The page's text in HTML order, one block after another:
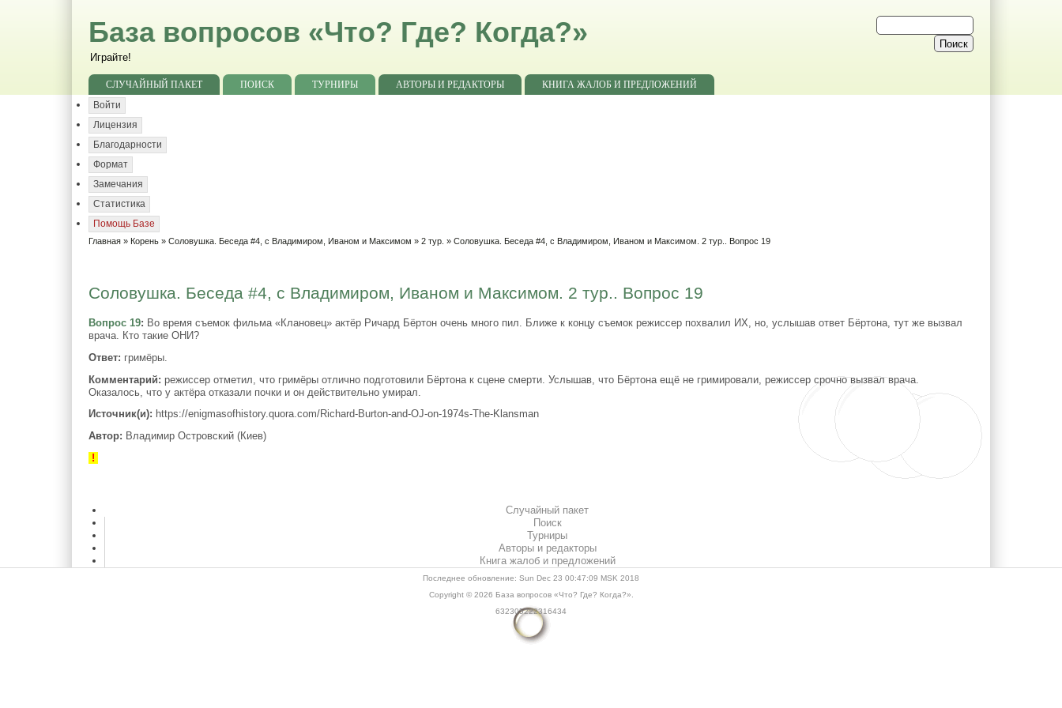
База вопросов «Что? Где? Когда?»
Играйте!
СЛУЧАЙНЫЙ ПАКЕТ ПОИСК ТУРНИРЫ АВТОРЫ И РЕДАКТОРЫ
КНИГА ЖАЛОБ И ПРЕДЛОЖЕНИЙ
Войти
Лицензия
Благодарности
Формат
Замечания
Статистика
Помощь Базе
Главная » Корень »Соловушка. Беседа #4, с Владимиром, Иваном и Максимом »2 тур. » Соловушка. Беседа #4, с Владимиром, Иваном и Максимом. 2 тур.. Вопрос 19
Соловушка. Беседа #4, с Владимиром, Иваном и Максимом. 2 тур.. Вопрос 19
Вопрос 19: Во время съемок фильма «Клановец» актёр Ричард Бёртон очень много пил. Ближе к концу съемок режиссер похвалил ИХ, но, услышав ответ Бёртона, тут же вызвал
врача. Кто такие ОНИ?
Ответ: гримёры.
Комментарий: режиссер отметил, что гримёры отлично подготовили Бёртона к сцене смерти. Услышав, что Бёртона ещё не гримировали, режиссер срочно вызвал врача.
Оказалось, что у актёра отказали почки и он действительно умирал.
Источник(и): https://enigmasofhistory.quora.com/Richard-Burton-and-OJ-on-1974s-The-Klansman
Автор: Владимир Островский (Киев)
!
Случайный пакет
Поиск
Турниры
Авторы и редакторы
Книга жалоб и предложений
Последнее обновление: Sun Dec 23 00:47:09 MSK 2018
Copyright © 2026 База вопросов «Что? Где? Когда?».
632305222316434